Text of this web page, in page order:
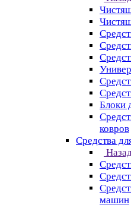
Блоки
ковров
Средства
машин